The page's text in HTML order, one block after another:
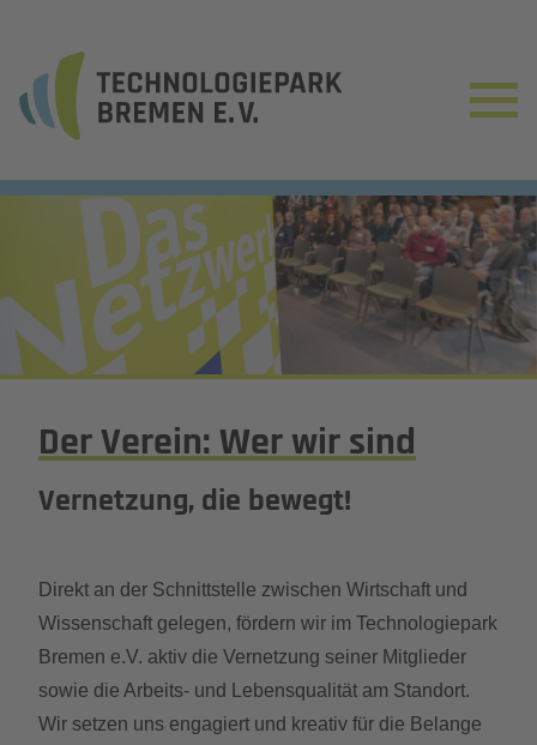
Der Verein: Wer wir sind
Vernetzung, die bewegt!
Direkt an der Schnittstelle zwischen Wirtschaft und
Wissenschaft gelegen, fördern wir im Technologiepark
Bremen e.V. aktiv die Vernetzung seiner Mitglieder
sowie die Arbeits- und Lebensqualität am Standort.
Wir setzen uns engagiert und kreativ für die Belange